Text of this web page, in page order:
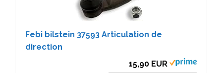
Febi bilstein 37593 Articulation de
direction
15,90 EUR